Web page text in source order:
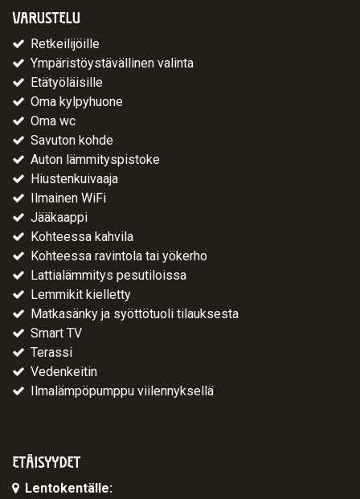
VARUSTELU
Retkeilijöille
Ympäristöystävällinen valinta
Etätyöläisille
Oma kylpyhuone
Oma wc
Savuton kohde
Auton lämmityspistoke
Hiustenkuivaaja
Ilmainen WiFi
Jääkaappi
Kohteessa kahvila
Kohteessa ravintola tai yökerho
Lattialämmitys pesutiloissa
Lemmikit kielletty
Matkasänky ja syöttötuoli tilauksesta
Smart TV
Terassi
Vedenkeitin
Ilmalämpöpumppu viilennyksellä
ETÄISYYDET
Lentokentälle: